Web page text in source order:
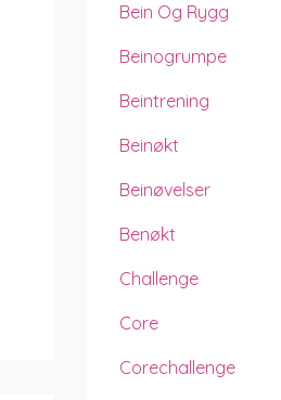
Bein Og Rygg
Beinogrumpe
Beintrening
Beinøkt
Beinøvelser
Benøkt
Challenge
Core
Corechallenge